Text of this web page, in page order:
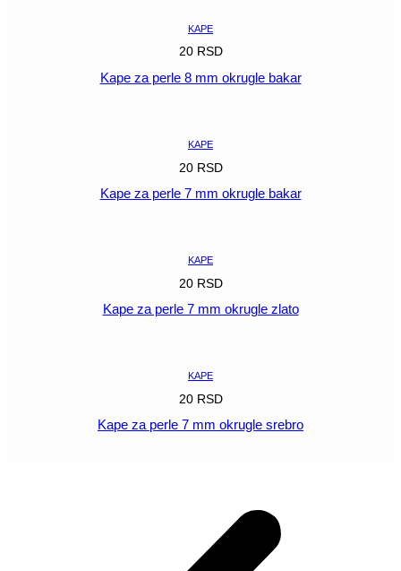
KAPE
20 RSD
Kape za perle 8 mm okrugle bakar
KAPE
20 RSD
Kape za perle 7 mm okrugle bakar
KAPE
20 RSD
Kape za perle 7 mm okrugle zlato
KAPE
20 RSD
Kape za perle 7 mm okrugle srebro